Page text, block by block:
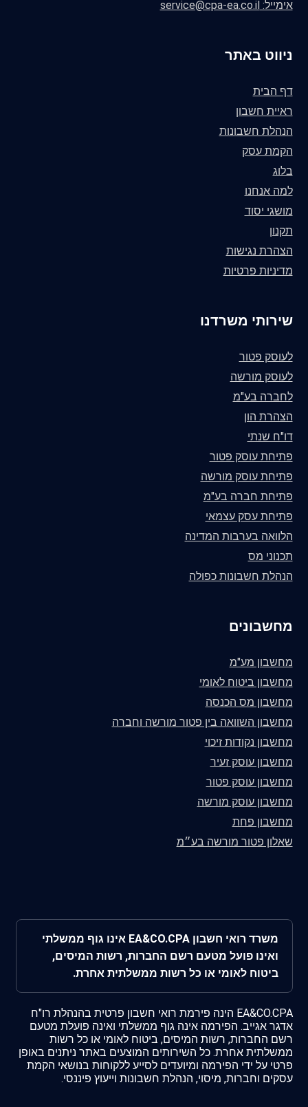
אימייל: service@cpa-ea.co.il
ניווט באתר
דף הבית
ראיית חשבון
הנהלת חשבונות
הקמת עסק
בלוג
למה אנחנו
מושגי יסוד
תקנון
הצהרת נגישות
מדיניות פרטיות
שירותי משרדנו
לעוסק פטור
לעוסק מורשה
לחברה בע"מ
הצהרת הון
דו"ח שנתי
פתיחת עוסק פטור
פתיחת עוסק מורשה
פתיחת חברה בע"מ
פתיחת עסק עצמאי
הלוואה בערבות המדינה
תכנוני מס
הנהלת חשבונות כפולה
מחשבונים
מחשבון מע"מ
מחשבון ביטוח לאומי
מחשבון מס הכנסה
מחשבון השוואה בין פטור מורשה וחברה
מחשבון נקודות זיכוי
מחשבון עוסק זעיר
מחשבון עוסק פטור
מחשבון עוסק מורשה
מחשבון פחת
שאלון פטור מורשה בע״מ
משרד רואי חשבון EA&CO.CPA אינו גוף ממשלתי
ואינו פועל מטעם רשם החברות, רשות המיסים,
ביטוח לאומי או כל רשות ממשלתית אחרת.
EA&CO.CPA הינה פירמת רואי חשבון פרטית בהנהלת רו"ח
אדגר אגייב. הפירמה אינה גוף ממשלתי ואינה פועלת מטעם
רשם החברות, רשות המיסים, ביטוח לאומי או כל רשות
ממשלתית אחרת. כל השירותים המוצעים באתר ניתנים באופן
פרטי על ידי הפירמה ומיועדים לסייע ללקוחות בנושאי הקמת
עסקים וחברות, מיסוי, הנהלת חשבונות וייעוץ פיננסי.